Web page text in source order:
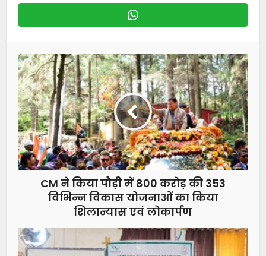
CM ने किया पौड़ी में 800 करोड़ की 353
विभिन्न विकास योजनाओं का किया
शिलान्यास एवं लोकार्पण